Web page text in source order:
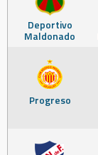
Deportivo
Maldonado
Progreso